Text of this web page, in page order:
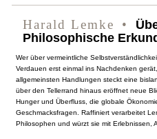
Harald Lemke
Philosophische
Wer über vermeintliche
Verdauen erst einmal ins Nachdenken
allgemeinsten Handlungen steckt eine
über den Tellerrand hinaus eröffnet neue
Hunger und Überfluss, die globale
Geschmacksfragen. Raffiniert verarbeitet
Philosophen und würzt sie mit Erlebnissen,